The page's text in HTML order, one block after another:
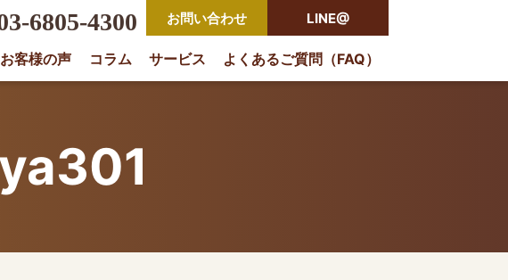
は株式会社Orio
6805-4300 お問い合わせ LINE@
お客様の声 コラム サービス よくあるご質問（FAQ）